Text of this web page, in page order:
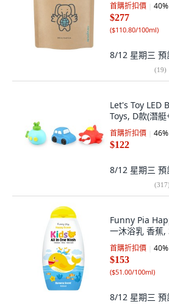
首購折扣價 40%
$277
($110.80/100ml)
8/12 星期三 預
(19)
Let's Toy LED
Toys, D款(潛
首購折扣價 46%
$122
8/12 星期三 預
(317)
Funny Pia
一沐浴乳 香蕉
首購折扣價 40%
$153
($51.00/100ml)
8/12 星期三 預